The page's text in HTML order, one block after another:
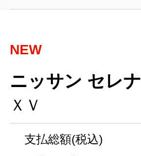
NEW
ニッサン セレナ
ＸＶ
支払総額(税込)